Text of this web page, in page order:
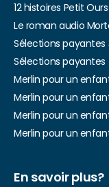
12 histoires Petit
Le roman audio
Sélections payantes
Sélections payantes
Merlin pour un
Merlin pour un
Merlin pour un
Merlin pour un
En savoir plus?